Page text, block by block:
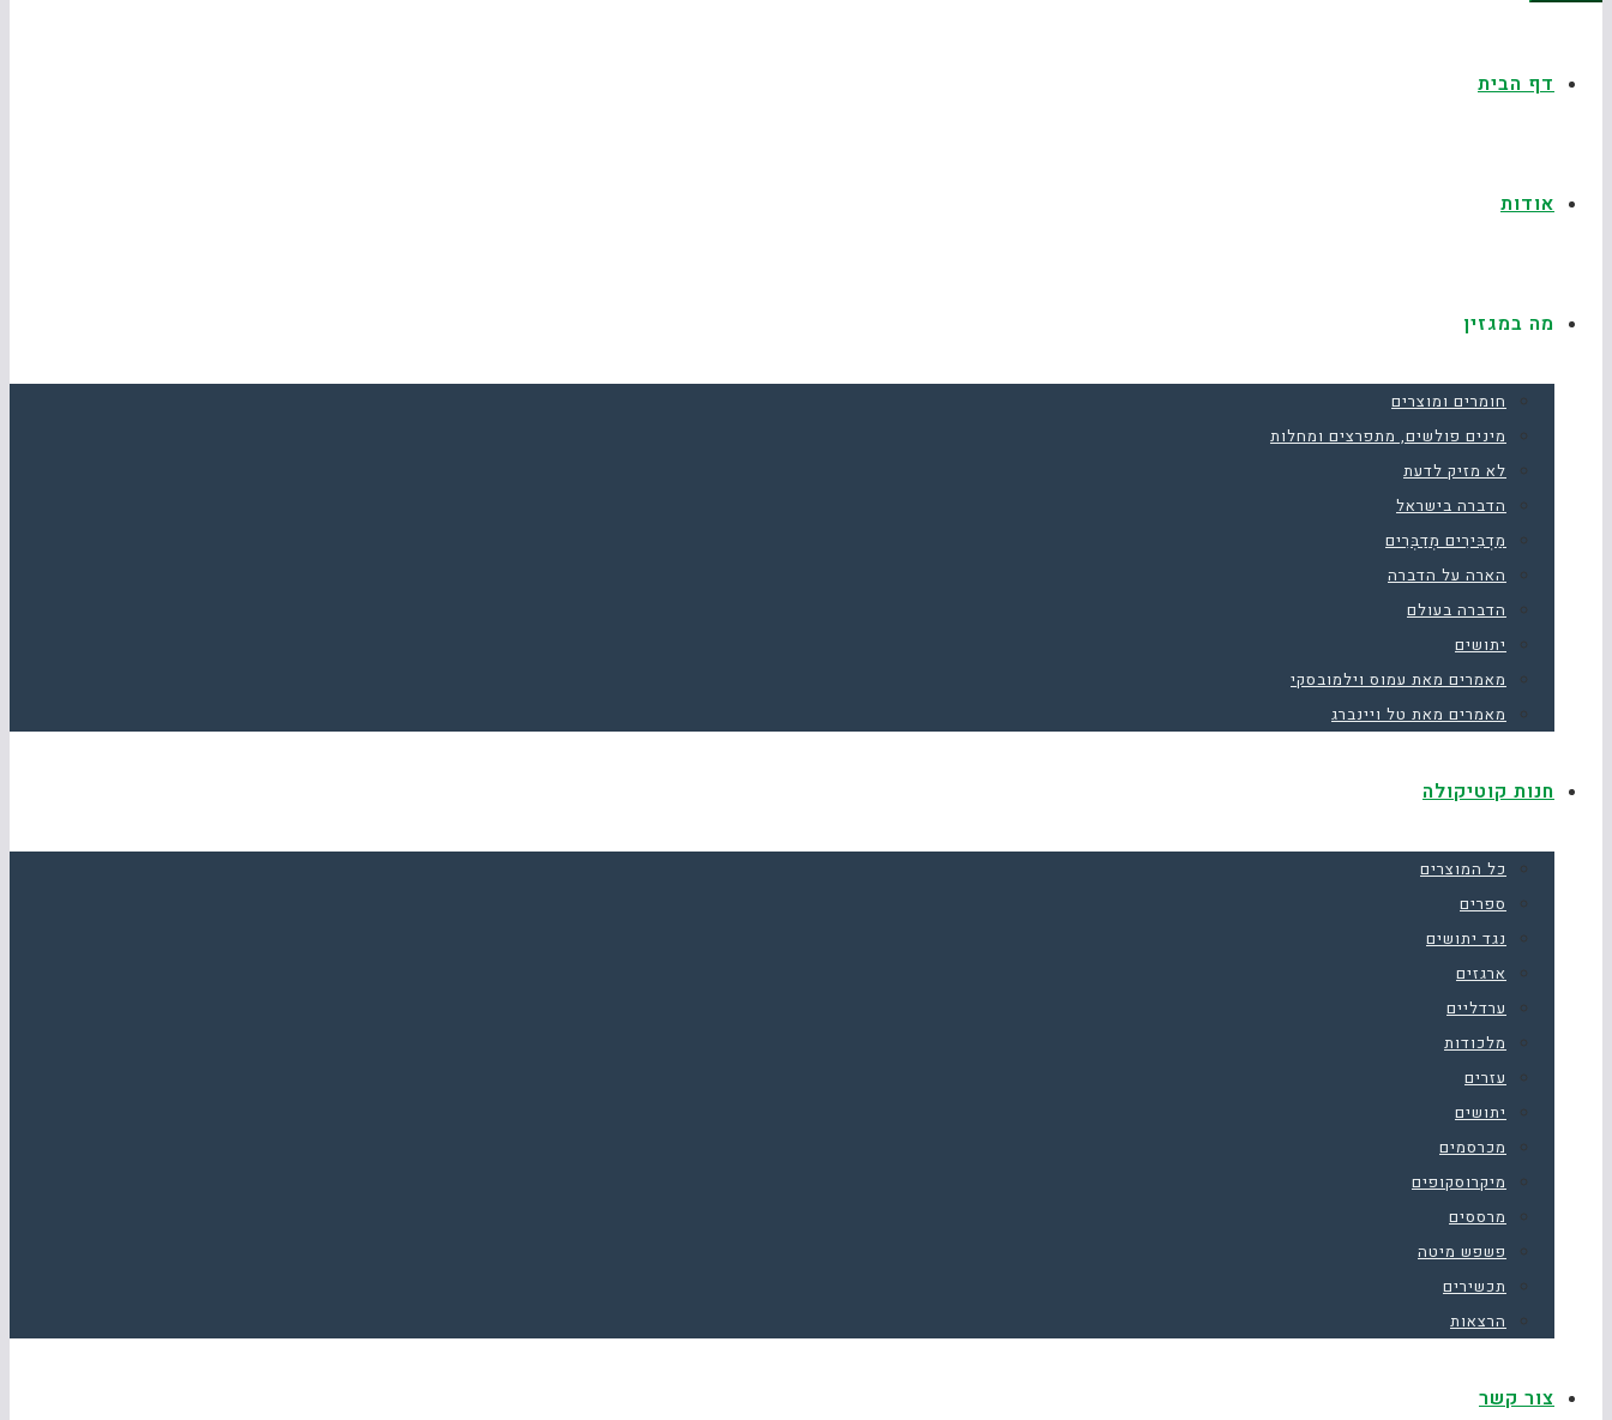
דף הבית
אודות
מה במגזין
חומרים ומוצרים
מינים פולשים, מתפרצים ומחלות
לא מזיק לדעת
הדברה בישראל
מַדְבִּירִים מְדַבְּרִים
הארה על הדברה
הדברה בעולם
יתושים
מאמרים מאת עמוס וילמובסקי
מאמרים מאת טל ויינברג
חנות קוטיקולה
כל המוצרים
ספרים
נגד יתושים
ארגזים
ערדליים
מלכודות
עזרים
יתושים
מכרסמים
מיקרוסקופים
מרססים
פשפש מיטה
תכשירים
הרצאות
צור קשר